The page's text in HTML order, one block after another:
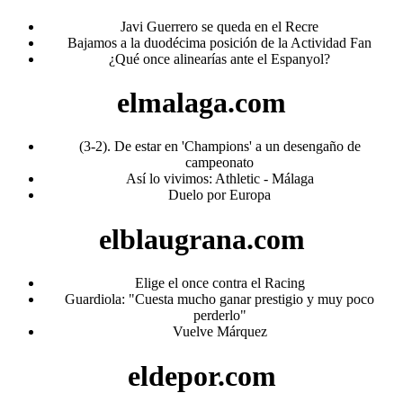
Javi Guerrero se queda en el Recre
Bajamos a la duodécima posición de la Actividad Fan
¿Qué once alinearías ante el Espanyol?
elmalaga.com
(3-2). De estar en 'Champions' a un desengaño de
campeonato
Así lo vivimos: Athletic - Málaga
Duelo por Europa
elblaugrana.com
Elige el once contra el Racing
Guardiola: "Cuesta mucho ganar prestigio y muy poco
perderlo"
Vuelve Márquez
eldepor.com